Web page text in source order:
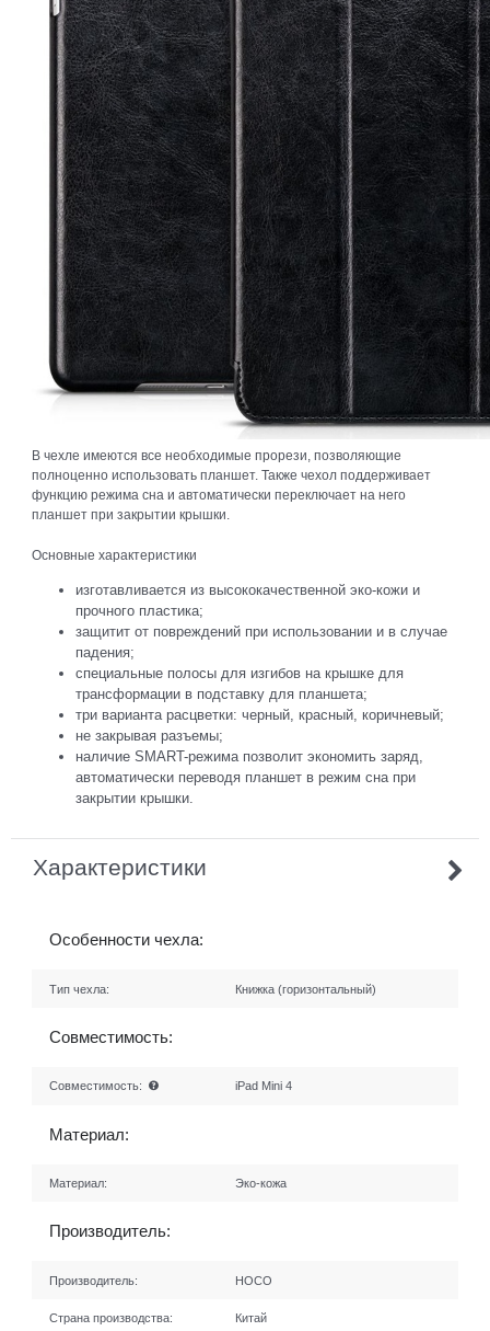
В чехле имеются все необходимые прорези, позволяющие
полноценно использовать планшет. Также чехол поддерживает
функцию режима сна и автоматически переключает на него
планшет при закрытии крышки.
Основные характеристики
изготавливается из высококачественной эко-кожи и
прочного пластика;
защитит от повреждений при использовании и в случае
падения;
специальные полосы для изгибов на крышке для
трансформации в подставку для планшета;
три варианта расцветки: черный, красный, коричневый;
не закрывая разъемы;
наличие SMART-режима позволит экономить заряд,
автоматически переводя планшет в режим сна при
закрытии крышки.
Характеристики
Особенности чехла:
Тип чехла: Книжка (горизонтальный)
Совместимость:
Совместимость: iPad Mini 4
Материал:
Материал: Эко-кожа
Производитель:
Производитель: HOCO
Страна производства: Китай